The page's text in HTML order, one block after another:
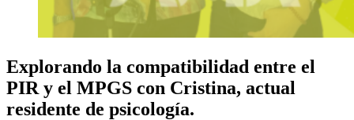
Explorando la compatibilidad entre el
PIR y el MPGS con Cristina, actual
residente de psicología.